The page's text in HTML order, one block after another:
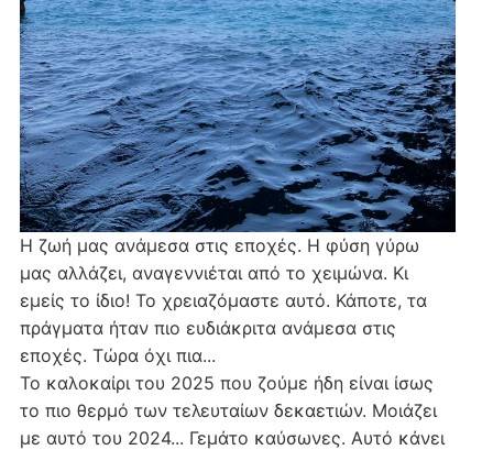
Η ζωή μας ανάμεσα στις εποχές. Η φύση γύρω
μας αλλάζει, αναγεννιέται από το χειμώνα. Κι
εμείς το ίδιο! Το χρειαζόμαστε αυτό. Κάποτε, τα
πράγματα ήταν πιο ευδιάκριτα ανάμεσα στις
εποχές. Τώρα όχι πια...
Το καλοκαίρι του 2025 που ζούμε ήδη είναι ίσως
το πιο θερμό των τελευταίων δεκαετιών. Μοιάζει
με αυτό του 2024... Γεμάτο καύσωνες. Αυτό κάνει